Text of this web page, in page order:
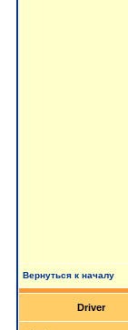
Вернуться к началу
Driver